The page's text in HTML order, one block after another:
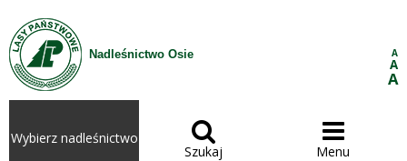
Przejdź do treści
Nadleśnictwo Osie A
A
A
Wybierz nadleśnictwo 
Szukaj

Menu